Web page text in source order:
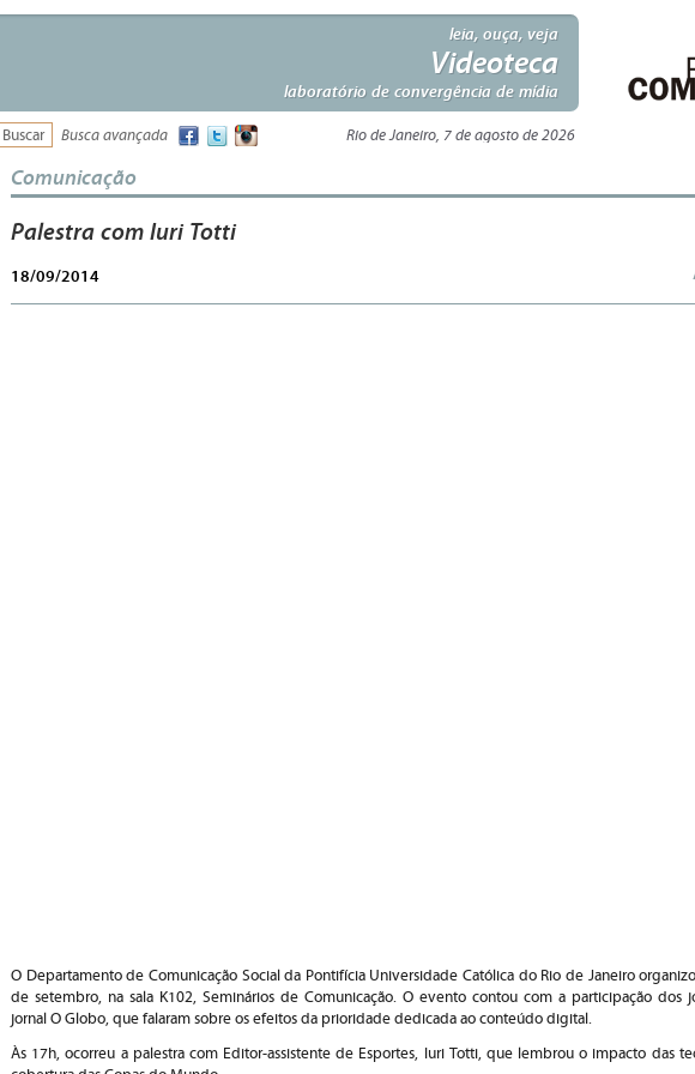
leia, ouça, veja
Videoteca
laboratório de convergência de mídia
Busca avançada Rio de Janeiro, 7 de agosto de 2026
Comunicação
Palestra com Iuri Totti
18/09/2014
O Departamento de Comunicação Social da Pontifícia Universidade Católica do Rio de Janeiro
de setembro, na sala K102, Seminários de Comunicação. O evento contou com a participação dos
jornal O Globo, que falaram sobre os efeitos da prioridade dedicada ao conteúdo digital.
Às 17h, ocorreu a palestra com Editor-assistente de Esportes, Iuri Totti, que lembrou o impacto das